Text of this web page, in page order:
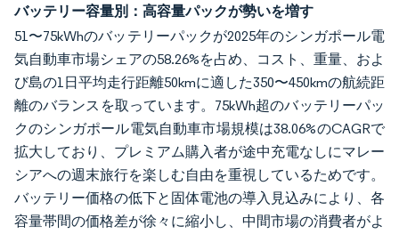
バッテリー容量別：高容量パックが勢いを増す
51〜75kWhのバッテリーパックが2025年のシンガポール電
気自動車市場シェアの58.26%を占め、コスト、重量、およ
び島の1日平均走行距離50kmに適した350〜450kmの航続距
離のバランスを取っています。75kWh超のバッテリーパッ
クのシンガポール電気自動車市場規模は38.06%のCAGRで
拡大しており、プレミアム購入者が途中充電なしにマレー
シアへの週末旅行を楽しむ自由を重視しているためです。
バッテリー価格の低下と固体電池の導入見込みにより、各
容量帯間の価格差が徐々に縮小し、中間市場の消費者がよ